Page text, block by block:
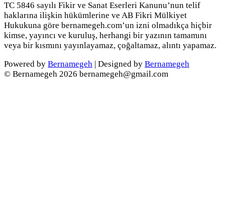
TC 5846 sayılı Fikir ve Sanat Eserleri Kanunu’nun telif
haklarına ilişkin hükümlerine ve AB Fikri Mülkiyet
Hukukuna göre bernamegeh.com’un izni olmadıkça hiçbir
kimse, yayıncı ve kuruluş, herhangi bir yazının tamamını
veya bir kısmını yayınlayamaz, çoğaltamaz, alıntı yapamaz.
Powered by Bernamegeh | Designed by Bernamegeh
© Bernamegeh 2026 bernamegeh@gmail.com